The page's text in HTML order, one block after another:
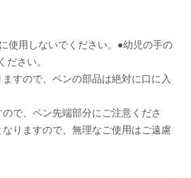
使用しないでください。●幼児の手の
ださい。
すので、ペンの部品は絶対に口に入
で、ペン先端部分にご注意くださ
りますので、無理なご使用はご遠慮